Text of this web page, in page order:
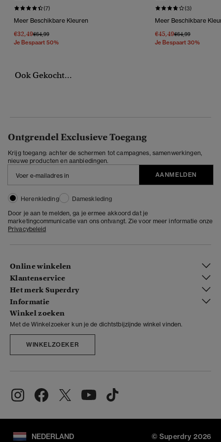
(7)
Meer Beschikbare Kleuren
€32,49Prijs Verlaagd Van
€64,99Naar
Je Bespaart 50%
(3)
Meer Beschikbare
€45,49Prijs Verlaagd Van
€64,99Naar
Je Bespaart 30%
Ook Gekocht...
Ontgrendel Exclusieve Toegang
Krijg toegang: achter de schermen tot campagnes, samenwerkingen,
nieuwe producten en aanbiedingen.
AANMELDEN
Herenkleding
Dameskleding
Door je aan te melden, ga je ermee akkoord dat je
marketingcommunicatie van ons ontvangt. Zie voor meer informatie onze
Privacybeleid
Online winkelen
Klantenservice
Het merk Superdry
Informatie
Winkel zoeken
Met de Winkelzoeker kun je de dichtstbijzijnde winkel vinden.
WINKELZOEKER
NEDERLAND © Superdry 2026